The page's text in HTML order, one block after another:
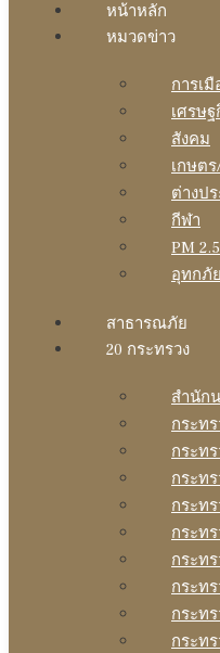
หน้าหลัก
หมวดข่าว
การเ
เศรษ
สังคม
เกษต
ต่างป
กีฬา
PM 2.5
อุทกภัย
สาธารณภัย
20 กระทรวง
สํานัก
กระท
กระท
กระท
กระท
กระท
กระท
กระท
กระท
กระท